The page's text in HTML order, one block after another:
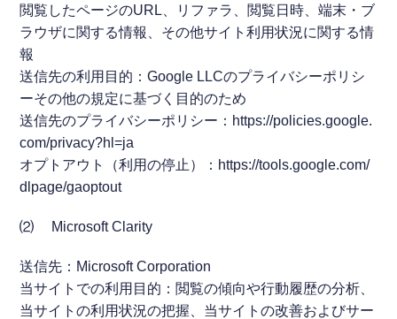
閲覧したページのURL、リファラ、閲覧日時、端末・ブ
ラウザに関する情報、その他サイト利用状況に関する情
報
送信先の利用目的：Google LLCのプライバシーポリシ
ーその他の規定に基づく目的のため
送信先のプライバシーポリシー：https://policies.google.
com/privacy?hl=ja
オプトアウト（利用の停止）：https://tools.google.com/
dlpage/gaoptout
⑵ Microsoft Clarity
送信先：Microsoft Corporation
当サイトでの利用目的：閲覧の傾向や行動履歴の分析、
当サイトの利用状況の把握、当サイトの改善およびサー